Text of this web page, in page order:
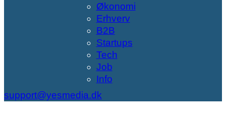
Økonomi
Erhverv
B2B
Startups
Tech
Job
Info
support@yesmedia.dk